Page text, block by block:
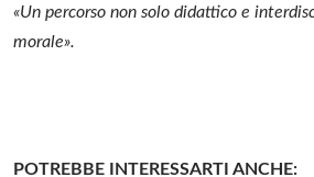
«Un percorso non solo didattico e
morale».
POTREBBE INTERESSARTI ANCHE: